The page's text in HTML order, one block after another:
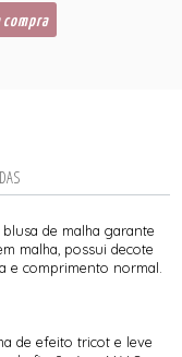
de malha garante
malha, possui decote
e comprimento normal.
de efeito tricot e leve